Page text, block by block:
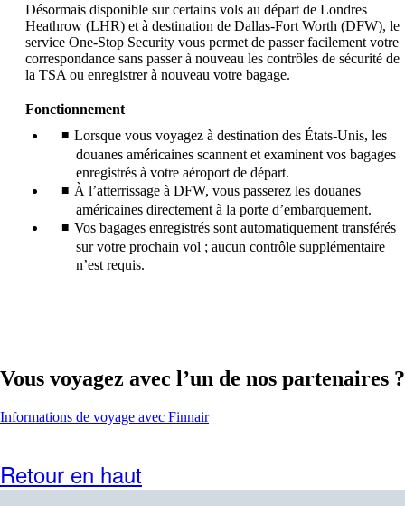
be
expanded
Désormais disponible sur certains vols au départ de Londres
Heathrow (LHR) et à destination de Dallas-Fort Worth (DFW), le
service One-Stop Security vous permet de passer facilement votre
correspondance sans passer à nouveau les contrôles de sécurité de
la TSA ou enregistrer à nouveau votre bagage.
Fonctionnement
Lorsque vous voyagez à destination des États-Unis, les
douanes américaines scannent et examinent vos bagages
enregistrés à votre aéroport de départ.
À l’atterrissage à DFW, vous passerez les douanes
américaines directement à la porte d’embarquement.
Vos bagages enregistrés sont automatiquement transférés
sur votre prochain vol ; aucun contrôle supplémentaire
n’est requis.
Vous voyagez avec l’un de nos partenaires ?
Informations de voyage avec FinnairOuvre
Retour en haut